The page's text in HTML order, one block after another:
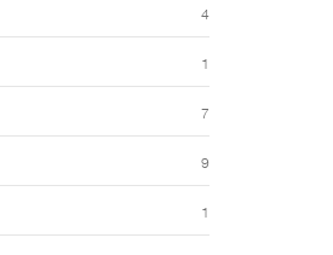
4
1
7
9
1